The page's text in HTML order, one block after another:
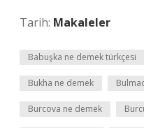
Tarih: Makaleler
Babuşka ne demek türkçesi
Bukha ne demek
Burcova ne demek